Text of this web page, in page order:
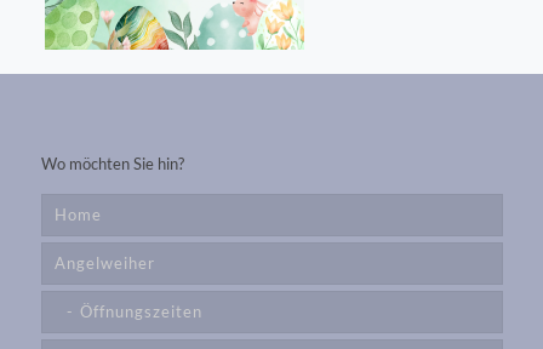
Wo möchten Sie hin?
Home
Angelweiher
Öffnungszeiten